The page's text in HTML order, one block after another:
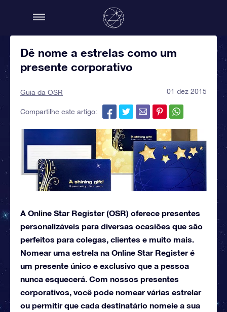
Dê nome a estrelas como um
presente corporativo
Guia da OSR 01 dez 2015
Compartilhe este artigo:
A Online Star Register (OSR) oferece presentes
personalizáveis para diversas ocasiões que são
perfeitos para colegas, clientes e muito mais.
Nomear uma estrela na Online Star Register é
um presente único e exclusivo que a pessoa
nunca esquecerá. Com nossos presentes
corporativos, você pode nomear várias estrelar
ou permitir que cada destinatário nomeie a sua